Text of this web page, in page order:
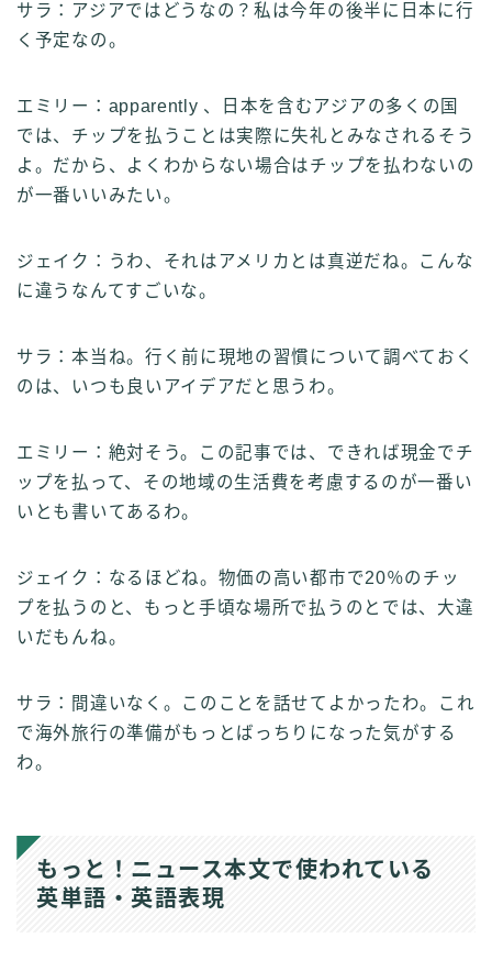
サラ：アジアではどうなの？私は今年の後半に日本に行
く予定なの。
エミリー：apparently 、日本を含むアジアの多くの国
では、チップを払うことは実際に失礼とみなされるそう
よ。だから、よくわからない場合はチップを払わないの
が一番いいみたい。
ジェイク：うわ、それはアメリカとは真逆だね。こんな
に違うなんてすごいな。
サラ：本当ね。行く前に現地の習慣について調べておく
のは、いつも良いアイデアだと思うわ。
エミリー：絶対そう。この記事では、できれば現金でチ
ップを払って、その地域の生活費を考慮するのが一番い
いとも書いてあるわ。
ジェイク：なるほどね。物価の高い都市で20％のチッ
プを払うのと、もっと手頃な場所で払うのとでは、大違
いだもんね。
サラ：間違いなく。このことを話せてよかったわ。これ
で海外旅行の準備がもっとばっちりになった気がする
わ。
もっと！ニュース本文で使われている
英単語・英語表現